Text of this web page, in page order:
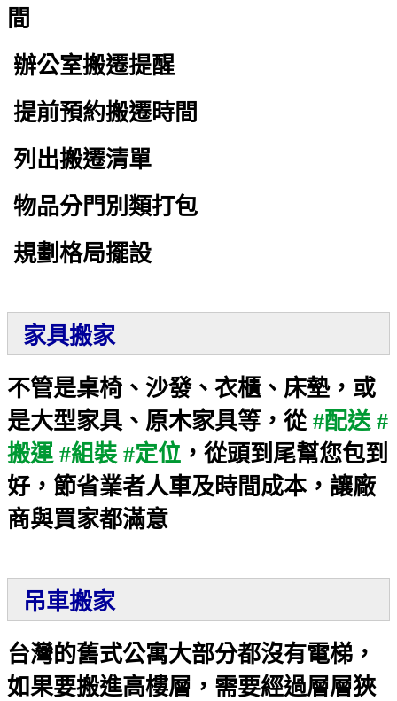
間
辦公室搬遷提醒
提前預約搬遷時間
列出搬遷清單
物品分門別類打包
規劃格局擺設
家具搬家
不管是桌椅、沙發、衣櫃、床墊，或
是大型家具、原木家具等，從 #配送 #
搬運 #組裝 #定位 ，從頭到尾幫您包到
好，節省業者人車及時間成本，讓廠
商與買家都滿意
吊車搬家
台灣的舊式公寓大部分都沒有電梯，
如果要搬進高樓層，需要經過層層狹